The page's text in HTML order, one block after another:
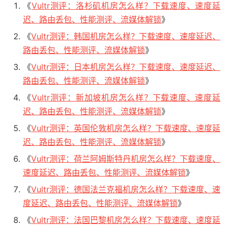
《Vultr测评：洛杉矶机房怎么样？下载速度、速度延
迟、路由丢包、性能测评、流媒体解锁》
《Vultr测评：韩国机房怎么样？下载速度、速度延迟、
路由丢包、性能测评、流媒体解锁》
《Vultr测评：日本机房怎么样？下载速度、速度延迟、
路由丢包、性能测评、流媒体解锁》
《Vultr测评：新加坡机房怎么样？下载速度、速度延
迟、路由丢包、性能测评、流媒体解锁》
《Vultr测评：英国伦敦机房怎么样？下载速度、速度延
迟、路由丢包、性能测评、流媒体解锁》
《Vultr测评：荷兰阿姆斯特丹机房怎么样？下载速度、
速度延迟、路由丢包、性能测评、流媒体解锁》
《Vultr测评：德国法兰克福机房怎么样？下载速度、速
度延迟、路由丢包、性能测评、流媒体解锁》
《Vultr测评：法国巴黎机房怎么样？下载速度、速度延